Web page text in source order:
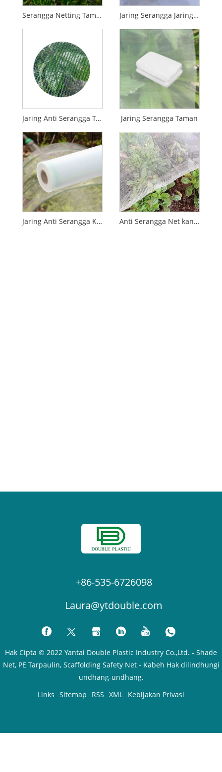
Serangga Netting Taman Pest Control Nyamuk Netting kanggo Tanduran Sayuran Kembang Jaring Serangga Jaring Anti Serangga kanggo omah kaca
Jaring Anti Serangga Tenun Jaring Serangga Taman
Jaring Anti Serangga Kualitas Tinggi Anti Serangga Net kanggo omah kaca
+86-535-6726098
Laura@ytdouble.com
Hak Cipta © 2022 Yantai Double Plastic Industry Co.,Ltd. - Shade
Net, PE Tarpaulin, Scaffolding Safety Net - Kabeh Hak dilindhungi
undhang-undhang.
Links Sitemap RSS XML Kebijakan Privasi